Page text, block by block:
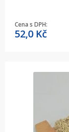
Cena s DPH:
52,0 Kč